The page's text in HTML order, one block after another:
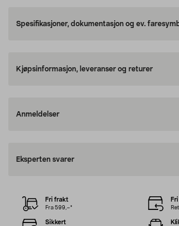
Spesifikasjoner, dokumentasjon og ev.
Kjøpsinformasjon, leveranser og returer
Anmeldelser
Eksperten svarer
Fri frakt
Fra 599,–*
Sikkert